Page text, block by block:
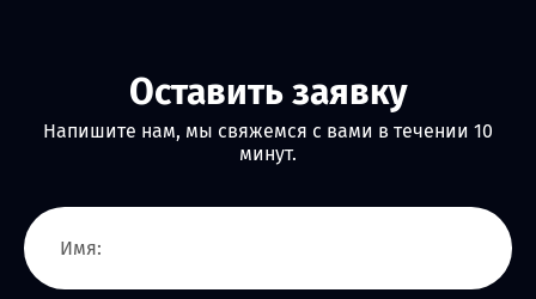
Оставить заявку
Напишите нам, мы свяжемся с вами в течении 10
минут.